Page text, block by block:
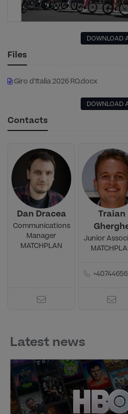
DOWNLOAD
Files
Giro d’Italia 2026 RO.docx
DOWNLOAD
Contacts
Dan Dracea
Communications
Manager
MATCHPLAN
Traian
Junior
Latest news